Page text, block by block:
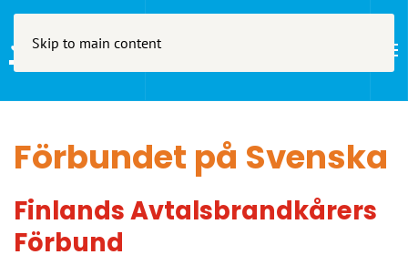
Skip to main content
Förbundet på Svenska
Finlands Avtalsbrandkårers
Förbund